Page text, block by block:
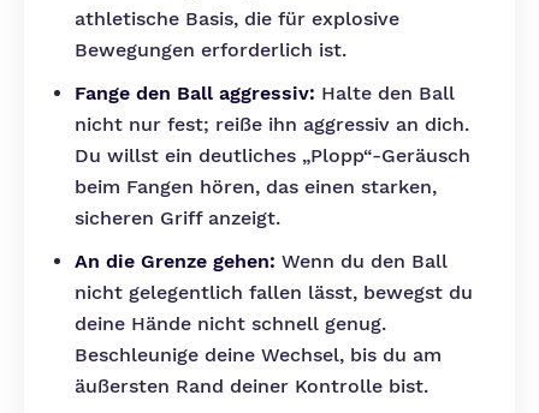
athletische Basis, die für explosive
Bewegungen erforderlich ist.
Fange den Ball aggressiv: Halte den Ball
nicht nur fest; reiße ihn aggressiv an dich.
Du willst ein deutliches „Plopp“-Geräusch
beim Fangen hören, das einen starken,
sicheren Griff anzeigt.
An die Grenze gehen: Wenn du den Ball
nicht gelegentlich fallen lässt, bewegst du
deine Hände nicht schnell genug.
Beschleunige deine Wechsel, bis du am
äußersten Rand deiner Kontrolle bist.